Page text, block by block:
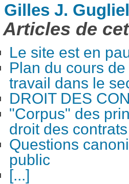
Gilles J.
Articles de
Le site est en
Plan du cours
travail dans le
DROIT DES
"Corpus" des
droit des
Questions
public
[...]